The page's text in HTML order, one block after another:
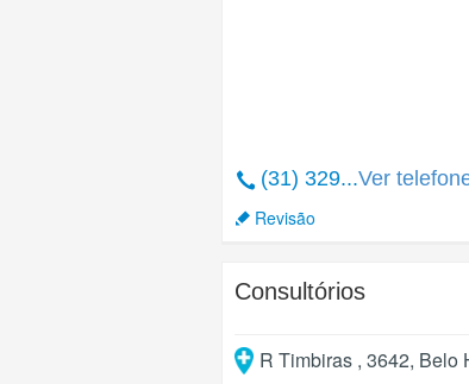
(31) 329...Ver
Revisão
Consultórios
R Timbiras , 3642, Belo